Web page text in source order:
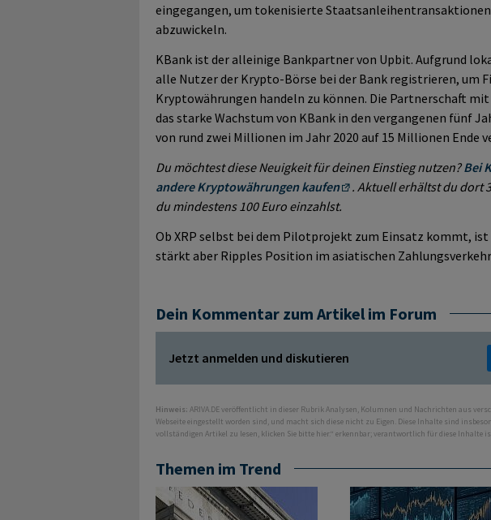
eingegangen, um tokenisierte
abzuwickeln.
KBank ist der alleinige Bankpartner von Upbit. Aufgrund
alle Nutzer der Krypto-Börse bei der Bank registrieren, um
Kryptowährungen handeln zu können. Die Partnerschaft
das starke Wachstum von KBank in den vergangenen fünf
von rund zwei Millionen im Jahr 2020 auf 15 Millionen Ende
Du möchtest diese Neuigkeit für deinen Einstieg nutzen?Bei
andere Kryptowährungen kaufen
. Aktuell erhältst du dort
du mindestens 100 Euro einzahlst.
Ob XRP selbst bei dem Pilotprojekt zum Einsatz kommt, ist
stärkt aber Ripples Position im asiatischen
Dein Kommentar zum Artikel im Forum
Jetzt anmelden und diskutieren
Hinweis: ARIVA.DE veröffentlicht in dieser Rubrik Analysen, Kolumnen und Nachrichten aus
Webseite eingestellt worden sind, und macht sich diese nicht zu Eigen. Diese Inhalte sind
vollständigen Artikel zu lesen, klicken Sie bitte hier.“ erkennbar; verantwortlich für diese Inhalte
Themen im Trend